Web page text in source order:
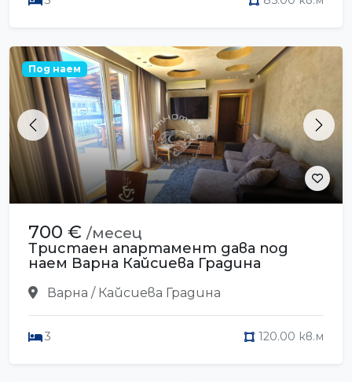
Previous Next
Под наем
700 € /месец
Тристаен апартамент дава под
наем Варна Кайсиева Градина
Варна / Кайсиева Градина
3 120.00 кв.м